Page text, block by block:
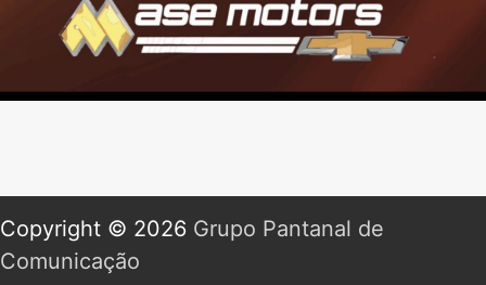
Copyright © 2026 Grupo Pantanal de
Comunicação